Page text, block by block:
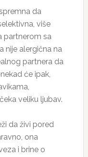
da
više
partnerom sa
nije alergična na
partnera da
će ipak,
veliku ljubav.
da živi pored
ona
i brine o